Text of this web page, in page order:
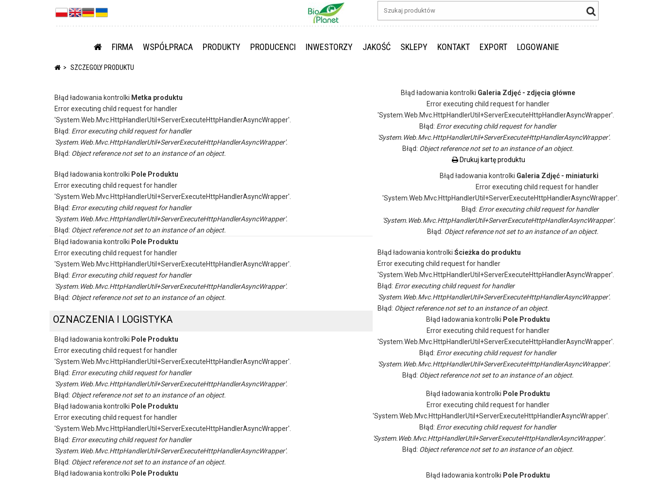
FIRMA WSPÓŁPRACA PRODUKTY PRODUCENCI INWESTORZY JAKOŚĆ SKLEPY KONTAKT EXPORT LOGOWANIE
SZCZEGOLY PRODUKTU
Błąd ładowania kontrolki Metka produktu
Error executing child request for handler
'System.Web.Mvc.HttpHandlerUtil+ServerExecuteHttpHandlerAsyncWrapper'.
Błąd: Error executing child request for handler
'System.Web.Mvc.HttpHandlerUtil+ServerExecuteHttpHandlerAsyncWrapper'.
Błąd: Object reference not set to an instance of an object.
Błąd ładowania kontrolki Pole Produktu
Error executing child request for handler
'System.Web.Mvc.HttpHandlerUtil+ServerExecuteHttpHandlerAsyncWrapper'.
Błąd: Error executing child request for handler
'System.Web.Mvc.HttpHandlerUtil+ServerExecuteHttpHandlerAsyncWrapper'.
Błąd: Object reference not set to an instance of an object.
Błąd ładowania kontrolki Pole Produktu
Error executing child request for handler
'System.Web.Mvc.HttpHandlerUtil+ServerExecuteHttpHandlerAsyncWrapper'.
Błąd: Error executing child request for handler
'System.Web.Mvc.HttpHandlerUtil+ServerExecuteHttpHandlerAsyncWrapper'.
Błąd: Object reference not set to an instance of an object.
OZNACZENIA I LOGISTYKA
Błąd ładowania kontrolki Pole Produktu
Error executing child request for handler
'System.Web.Mvc.HttpHandlerUtil+ServerExecuteHttpHandlerAsyncWrapper'.
Błąd: Error executing child request for handler
'System.Web.Mvc.HttpHandlerUtil+ServerExecuteHttpHandlerAsyncWrapper'.
Błąd: Object reference not set to an instance of an object.
Błąd ładowania kontrolki Pole Produktu
Error executing child request for handler
'System.Web.Mvc.HttpHandlerUtil+ServerExecuteHttpHandlerAsyncWrapper'.
Błąd: Error executing child request for handler
'System.Web.Mvc.HttpHandlerUtil+ServerExecuteHttpHandlerAsyncWrapper'.
Błąd: Object reference not set to an instance of an object.
Błąd ładowania kontrolki Pole Produktu
Błąd ładowania kontrolki Galeria Zdjęć - zdjęcia główne
Error executing child request for handler
'System.Web.Mvc.HttpHandlerUtil+ServerExecuteHttpHandlerAsyncWrapper'.
Błąd: Error executing child request for handler
'System.Web.Mvc.HttpHandlerUtil+ServerExecuteHttpHandlerAsyncWrapper'.
Błąd: Object reference not set to an instance of an object.
Drukuj kartę produktu
Błąd ładowania kontrolki Galeria Zdjęć - miniaturki
Error executing child request for handler
'System.Web.Mvc.HttpHandlerUtil+ServerExecuteHttpHandlerAsyncWrapper'.
Błąd: Error executing child request for handler
'System.Web.Mvc.HttpHandlerUtil+ServerExecuteHttpHandlerAsyncWrapper'.
Błąd: Object reference not set to an instance of an object.
Błąd ładowania kontrolki Ścieżka do produktu
Error executing child request for handler
'System.Web.Mvc.HttpHandlerUtil+ServerExecuteHttpHandlerAsyncWrapper'.
Błąd: Error executing child request for handler
'System.Web.Mvc.HttpHandlerUtil+ServerExecuteHttpHandlerAsyncWrapper'.
Błąd: Object reference not set to an instance of an object.
Błąd ładowania kontrolki Pole Produktu
Error executing child request for handler
'System.Web.Mvc.HttpHandlerUtil+ServerExecuteHttpHandlerAsyncWrapper'.
Błąd: Error executing child request for handler
'System.Web.Mvc.HttpHandlerUtil+ServerExecuteHttpHandlerAsyncWrapper'.
Błąd: Object reference not set to an instance of an object.
Błąd ładowania kontrolki Pole Produktu
Error executing child request for handler
'System.Web.Mvc.HttpHandlerUtil+ServerExecuteHttpHandlerAsyncWrapper'.
Błąd: Error executing child request for handler
'System.Web.Mvc.HttpHandlerUtil+ServerExecuteHttpHandlerAsyncWrapper'.
Błąd: Object reference not set to an instance of an object.
Błąd ładowania kontrolki Pole Produktu